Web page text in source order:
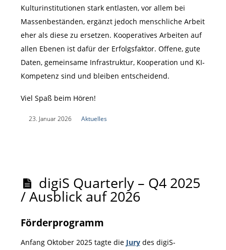
Kulturinstitutionen stark entlasten, vor allem bei
Massenbeständen, ergänzt jedoch menschliche Arbeit
eher als diese zu ersetzen. Kooperatives Arbeiten auf
allen Ebenen ist dafür der Erfolgsfaktor. Offene, gute
Daten, gemeinsame Infrastruktur, Kooperation und KI-
Kompetenz sind und bleiben entscheidend.
Viel Spaß beim Hören!
23. Januar 2026 Aktuelles
digiS Quarterly – Q4 2025
/ Ausblick auf 2026
Förderprogramm
Anfang Oktober 2025 tagte die Jurydes digiS-